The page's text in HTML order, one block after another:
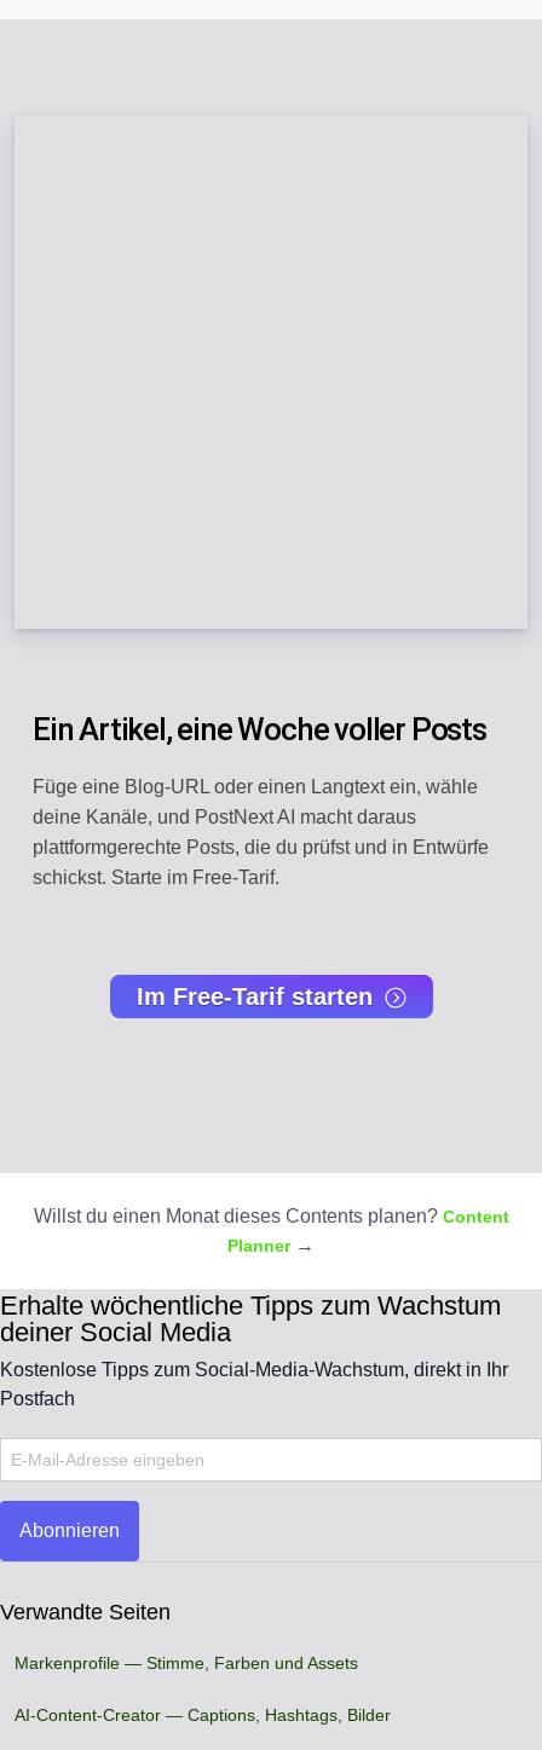
Ein Artikel, eine Woche voller Posts
Füge eine Blog-URL oder einen Langtext ein, wähle
deine Kanäle, und PostNext AI macht daraus
plattformgerechte Posts, die du prüfst und in Entwürfe
schickst. Starte im Free-Tarif.
Im Free-Tarif starten
Willst du einen Monat dieses Contents planen? Content
Planner→
Erhalte wöchentliche Tipps zum Wachstum
deiner Social Media
Kostenlose Tipps zum Social-Media-Wachstum, direkt in Ihr
Postfach
Abonnieren
Verwandte Seiten
Markenprofile — Stimme, Farben und Assets
AI-Content-Creator — Captions, Hashtags, Bilder